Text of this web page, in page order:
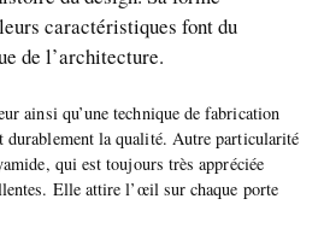
caractéristiques font du
de l’architecture.
ainsi qu’une technique de fabrication
durablement la qualité. Autre particularité
qui est toujours très appréciée
Elle attire l’œil sur chaque porte